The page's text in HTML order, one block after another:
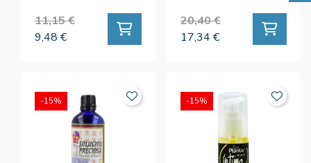
11,15 €
9,48 €
20,40 €
17,34 €
-15% -15%